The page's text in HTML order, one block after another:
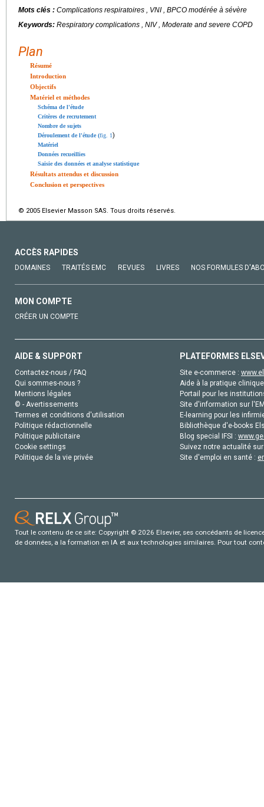
Mots clés : Complications respiratoires , VNI , BPCO modérée à sévère
Keywords: Respiratory complications , NIV , Moderate and severe COPD
Plan
Résumé
Introduction
Objectifs
Matériel et méthodes
Schéma de l'étude
Critères de recrutement
Nombre de sujets
Déroulement de l'étude (fig. 1)
Matériel
Données recueillies
Saisie des données et analyse statistique
Résultats attendus et discussion
Conclusion et perspectives
© 2005 Elsevier Masson SAS. Tous droits réservés.
ACCÈS RAPIDES
DOMAINES TRAITÉS EMC REVUES LIVRES NOS FORMULES
MON COMPTE
CRÉER UN COMPTE
AIDE & SUPPORT
Contactez-nous / FAQ
Qui sommes-nous ?
Mentions légales
© - Avertissements
Termes et conditions d'utilisation
Politique rédactionnelle
Politique publicitaire
Cookie settings
Politique de la vie privée
PLATEFORMES
Site e-commerce :
Aide à la pratique
Portail pour les
Site d'information sur
E-learning pour les
Bibliothèque d'e-books
Blog special IFSI :
Suivez notre actualité
Site d'emploi en santé :
Tout le contenu de ce site: Copyright © 2026 Elsevier, ses concédants de
de données, a la formation en IA et aux technologies similaires. Pour tout